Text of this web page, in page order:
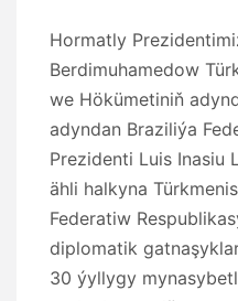
Hormatly
Berdimuhamedow
we Hökümetiniň
adyndan Braziliýa
Prezidenti Luis Inasiu
ähli halkyna
Federatiw
diplomatik
30 ýyllygy